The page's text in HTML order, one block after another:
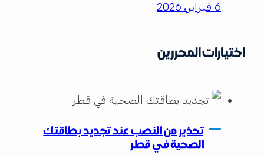
6 فبراير، 2026
اختيارات المحررين
تحذير من النصب عند تجديد بطاقتك
الصحية في قطر